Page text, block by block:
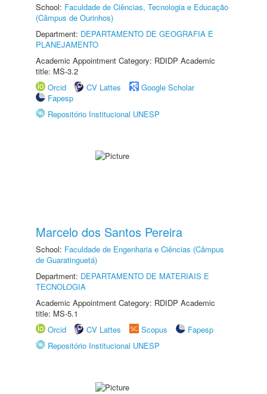
School: Faculdade de Ciências, Tecnologia e Educação
(Câmpus de Ourinhos)
Department: DEPARTAMENTO DE GEOGRAFIA E
PLANEJAMENTO
Academic Appointment Category: RDIDP Academic
title: MS-3.2
Orcid
CV Lattes
Google Scholar
Fapesp
Repositório Institucional UNESP
Marcelo dos Santos Pereira
School: Faculdade de Engenharia e Ciências (Câmpus
de Guaratinguetá)
Department: DEPARTAMENTO DE MATERIAIS E
TECNOLOGIA
Academic Appointment Category: RDIDP Academic
title: MS-5.1
Orcid
CV Lattes Scopus
Fapesp
Repositório Institucional UNESP